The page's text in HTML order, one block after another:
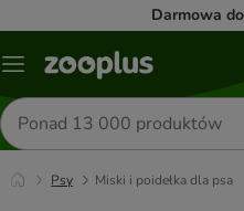
Darmowa
Menu
Szukaj
produktów
Psy Miski i poidełka dla psa